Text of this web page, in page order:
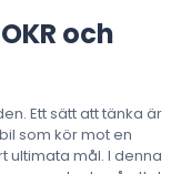
och
Ett sätt att tänka är
som kör mot en
ultimata mål. I denna